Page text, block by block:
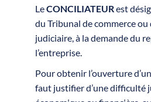
LeCONCILIATEURest
du Tribunal de commerce ou
judiciaire, à la demande du
l’entreprise.
Pour obtenir l’ouverture
faut justifier d’une difficulté